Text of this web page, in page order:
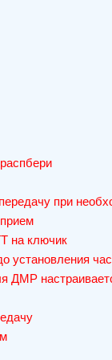
при
на ключик
установления
ДМР